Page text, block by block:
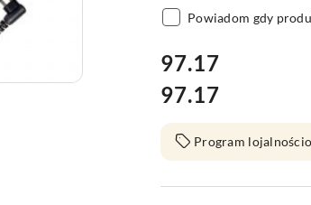
Powiadom gdy
cena:
97.17
Cena:
97.17
Program